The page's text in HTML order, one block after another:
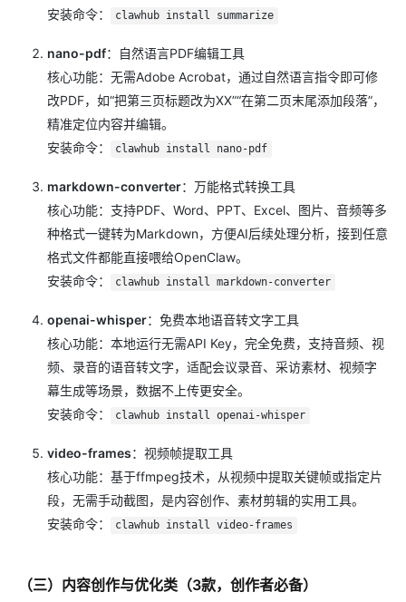
安装命令：
clawhub install summarize
nano-pdf：自然语言PDF编辑工具
核心功能：无需Adobe Acrobat，通过自然语言指令即可修
改PDF，如“把第三页标题改为XX”“在第二页末尾添加段落”，
精准定位内容并编辑。
安装命令：
clawhub install nano-pdf
markdown-converter：万能格式转换工具
核心功能：支持PDF、Word、PPT、Excel、图片、音频等多
种格式一键转为Markdown，方便AI后续处理分析，接到任意
格式文件都能直接喂给OpenClaw。
安装命令：
clawhub install markdown-converter
openai-whisper：免费本地语音转文字工具
核心功能：本地运行无需API Key，完全免费，支持音频、视
频、录音的语音转文字，适配会议录音、采访素材、视频字
幕生成等场景，数据不上传更安全。
安装命令：
clawhub install openai-whisper
video-frames：视频帧提取工具
核心功能：基于ffmpeg技术，从视频中提取关键帧或指定片
段，无需手动截图，是内容创作、素材剪辑的实用工具。
安装命令：
clawhub install video-frames
（三）内容创作与优化类（3款，创作者必备）